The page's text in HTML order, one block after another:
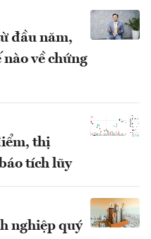
đầu năm,
về chứng
thị
tích lũy
nghiệp quý